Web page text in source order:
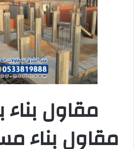
مقاول
مقاول بناء